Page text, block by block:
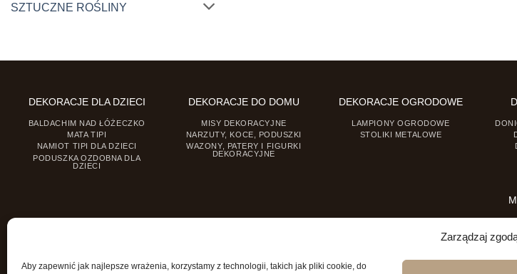
Zarządzaj
Aby zapewnić jak najlepsze wrażenia, korzystamy z technologii, takich jak pliki cookie, do
SZTUCZNE ROŚLINY
DEKORACJE DLA DZIECI
BALDACHIM NAD ŁÓŻECZKO
MATA TIPI
NAMIOT TIPI DLA DZIECI
PODUSZKA OZDOBNA DLA
DZIECI
DEKORACJE DO DOMU
MISY DEKORACYJNE
NARZUTY, KOCE, PODUSZKI
WAZONY, PATERY I FIGURKI
DEKORACYJNE
DEKORACJE OGRODOWE
LAMPIONY OGRODOWE
STOLIKI METALOWE